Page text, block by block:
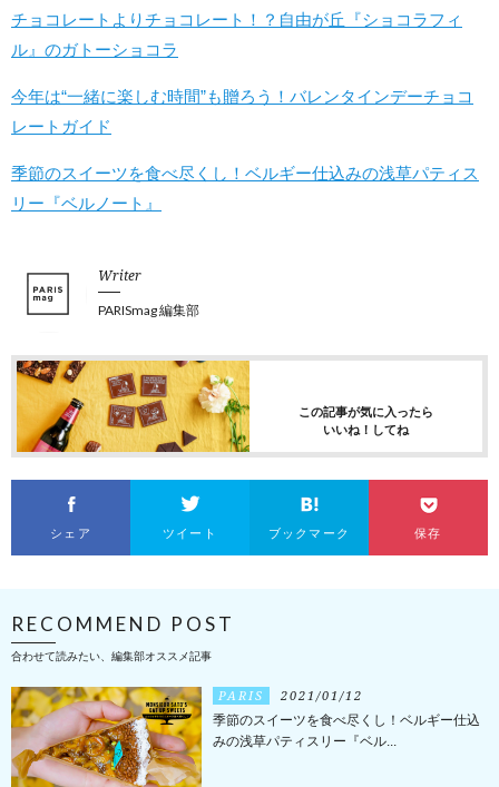
チョコレートよりチョコレート！？自由が丘『ショコラフィ
ル』のガトーショコラ
今年は“一緒に楽しむ時間”も贈ろう！バレンタインデーチョコ
レートガイド
季節のスイーツを食べ尽くし！ベルギー仕込みの浅草パティス
リー『ベルノート』
Writer
PARISmag 編集部
この記事が気に入ったら
いいね！してね
シェア ツイート ブックマーク 保存
RECOMMEND POST
合わせて読みたい、編集部オススメ記事
PARIS 2021/01/12
季節のスイーツを食べ尽くし！ベルギー仕込
みの浅草パティスリー『ベル...